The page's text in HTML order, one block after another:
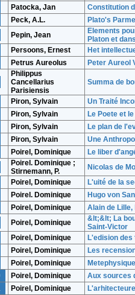
Patocka, Jan Constitution
Peck, A.L. Plato's
Pepin, Jean
Elements
Platon et
Persoons, Ernest Het
Petrus Aureolus Peter Aureol
Philippus
Cancellarius
Parisiensis
Summa de
Piron, Sylvain Un Traité
Piron, Sylvain Le Poete et
Piron, Sylvain Le plan de
Piron, Sylvain Une
Poirel, Dominique Le liber
Poirel. Dominique ;
Stirnemann, P.
Nicolas de
Poirel, Dominique L'uité de la
Poirel. Dominique Hugo von
Poirel, Dominique Alain de
Poirel, Dominique
&lt;&lt; La
Saint-Victor
Poirel, Dominique L'edision
Poirel, Dominique Les
Poirel, Dominique
Poirel, Dominique Aux sources
Poirel, Dominique